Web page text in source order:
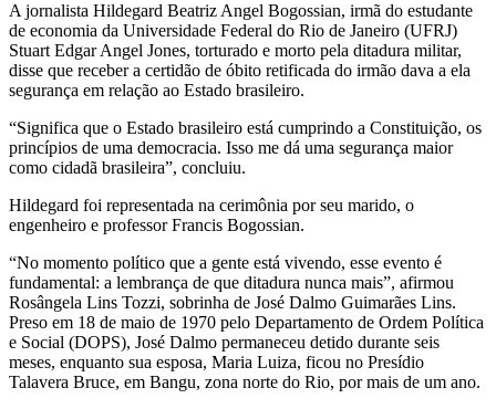
A jornalista Hildegard Beatriz Angel Bogossian, irmã do estudante
de economia da Universidade Federal do Rio de Janeiro (UFRJ)
Stuart Edgar Angel Jones, torturado e morto pela ditadura militar,
disse que receber a certidão de óbito retificada do irmão dava a ela
segurança em relação ao Estado brasileiro.
“Significa que o Estado brasileiro está cumprindo a Constituição, os
princípios de uma democracia. Isso me dá uma segurança maior
como cidadã brasileira”, concluiu.
Hildegard foi representada na cerimônia por seu marido, o
engenheiro e professor Francis Bogossian.
“No momento político que a gente está vivendo, esse evento é
fundamental: a lembrança de que ditadura nunca mais”, afirmou
Rosângela Lins Tozzi, sobrinha de José Dalmo Guimarães Lins.
Preso em 18 de maio de 1970 pelo Departamento de Ordem Política
e Social (DOPS), José Dalmo permaneceu detido durante seis
meses, enquanto sua esposa, Maria Luiza, ficou no Presídio
Talavera Bruce, em Bangu, zona norte do Rio, por mais de um ano.